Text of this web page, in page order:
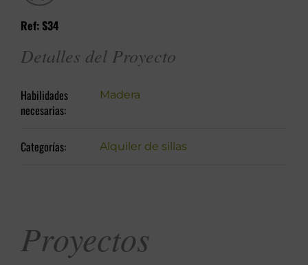
Ref: S34
Detalles del Proyecto
Habilidades
necesarias:
Madera
Categorías: Alquiler de sillas
Proyectos